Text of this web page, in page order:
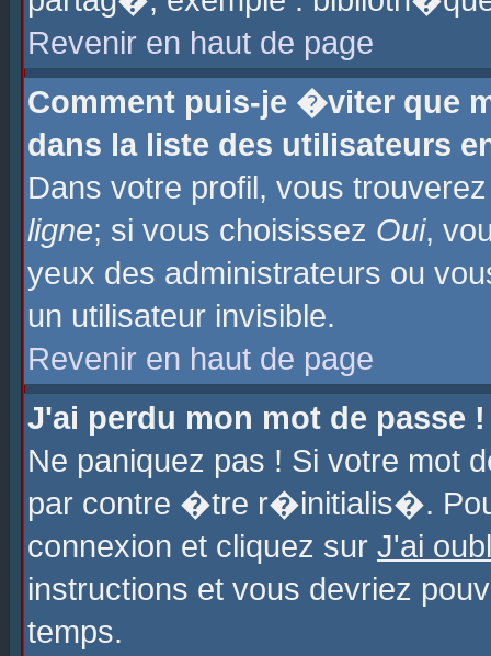
Revenir en haut de page
Comment puis-je �viter que
dans la liste des utilisateurs
Dans votre profil, vous
ligne; si vous choisissez Oui,
yeux des administrateurs ou
un utilisateur invisible.
Revenir en haut de page
J'ai perdu mon mot de passe !
Ne paniquez pas ! Si votre
par contre �tre r�initialis�.
connexion et cliquez sur J'ai
instructions et vous devriez
temps.